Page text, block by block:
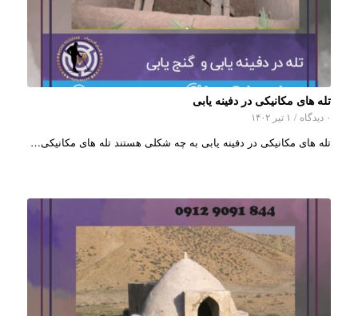
تله های مکانیکی در دفینه یابی
۰ دیدگاه / ۱ تیر ۱۴۰۲
تله های مکانیکی در دفینه یابی به چه شکلی هستند تله های مکانیکی…